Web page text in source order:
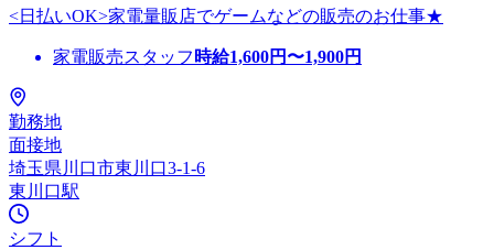
<日払いOK>家電量販店でゲームなどの販売のお仕事★
家電販売スタッフ 時給1,600円〜1,900円
勤務地
面接地
埼玉県川口市東川口3-1-6
東川口駅
シフト